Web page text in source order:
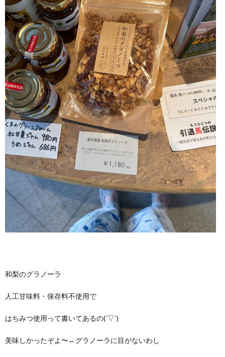
和梨のグラノーラ
人工甘味料・保存料不使用で
はちみつ使用って書いてあるの(´▽`)
美味しかったぞよ〜←グラノーラに目がないわし